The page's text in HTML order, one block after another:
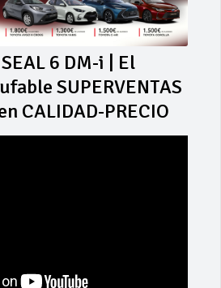
SEAL 6 DM-i | El
SUPERVENTAS
CALIDAD-PRECIO